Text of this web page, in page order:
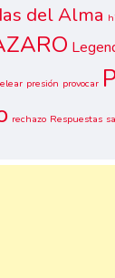
del Alma
presión provocar
rechazo Respuestas